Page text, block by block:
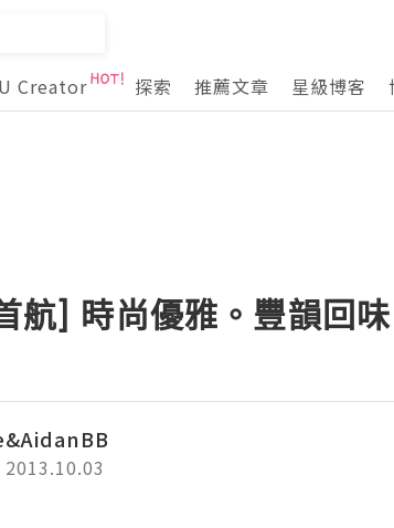
Creator 探索 推薦文章 星級博客
航] 時尚優雅。豐韻回味
2013.10.03